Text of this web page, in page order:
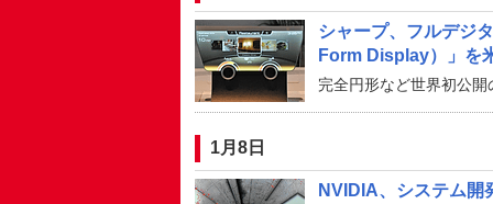
シャープ、フルデジ
Form Display）」を
完全円形など世界初公
1月8日
NVIDIA、システム開